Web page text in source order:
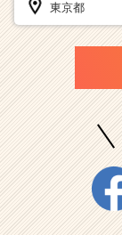
東京都